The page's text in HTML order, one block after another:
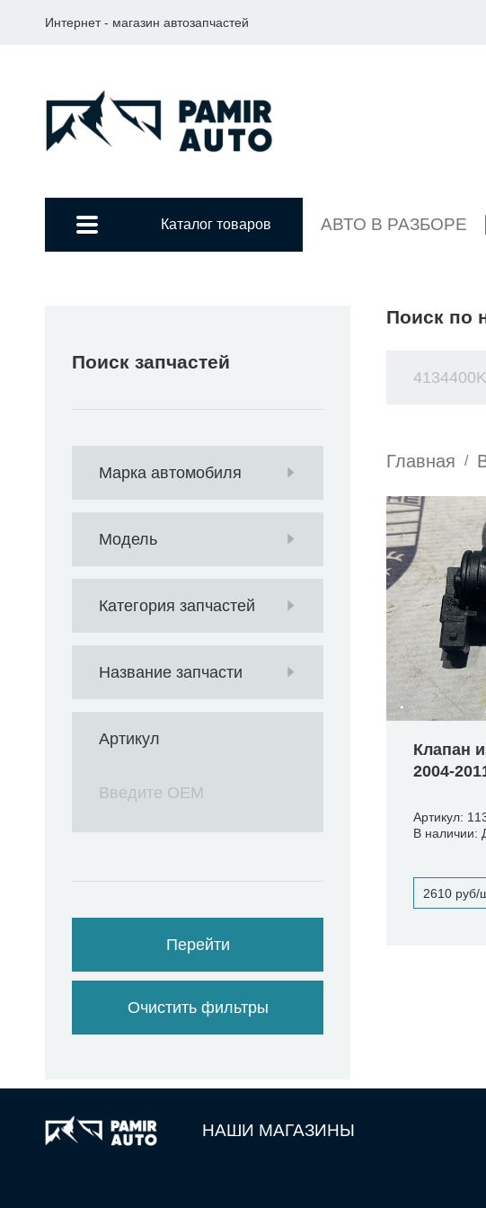
Интернет - магазин автозапчастей
Каталог товаров АВТО В РАЗБОРЕ
Поиск запчастей
Марка автомобиля
Модель
Категория запчастей
Название запчасти
Артикул
Перейти
Очистить фильтры
Поиск по
Главная /
Клапан
2004-
Артикул:
2610 руб/
НАШИ МАГАЗИНЫ